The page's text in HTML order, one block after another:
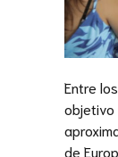
Entre
objetivo
de